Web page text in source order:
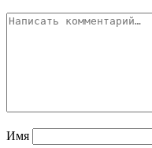
Имя